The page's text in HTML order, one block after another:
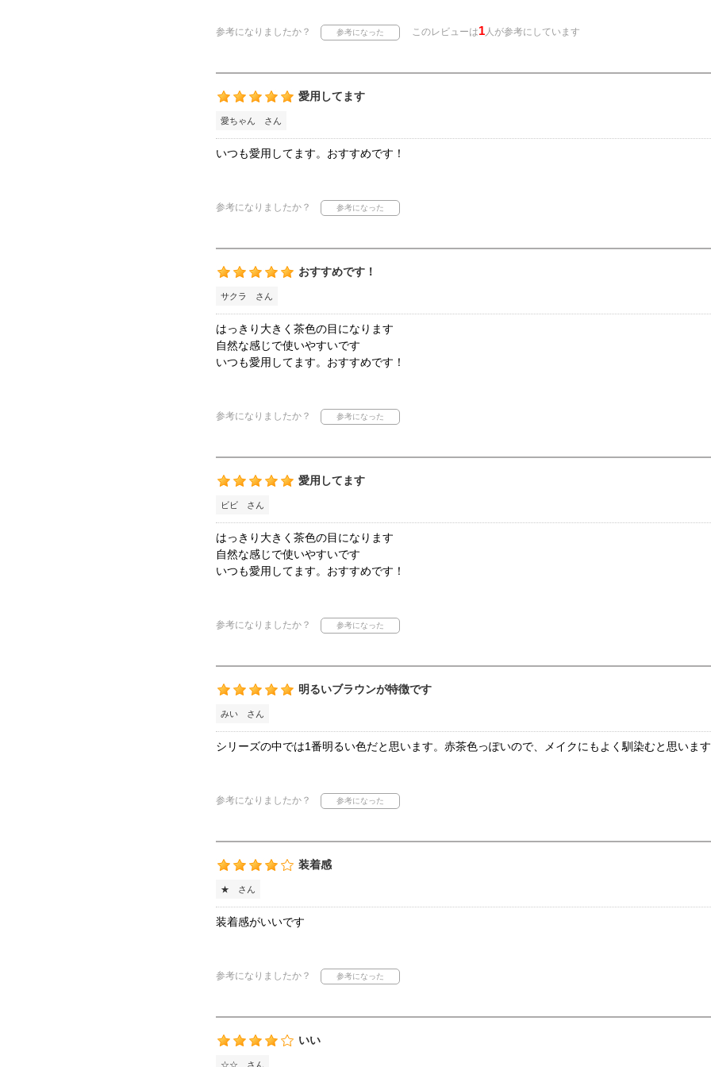
参考になりましたか？ このレビューは1人が参考にしています
愛用してます
愛ちゃん さん
いつも愛用してます。おすすめです！
参考になりましたか？
おすすめです！
サクラ さん
はっきり大きく茶色の目になります
自然な感じで使いやすいです
いつも愛用してます。おすすめです！
参考になりましたか？
愛用してます
ビビ さん
はっきり大きく茶色の目になります
自然な感じで使いやすいです
いつも愛用してます。おすすめです！
参考になりましたか？
明るいブラウンが特徴です
みい さん
シリーズの中では1番明るい色だと思います。赤茶色っぽいので、メイクにもよく馴染むと思います
参考になりましたか？
装着感
★ さん
装着感がいいです
参考になりましたか？
いい
☆☆ さん